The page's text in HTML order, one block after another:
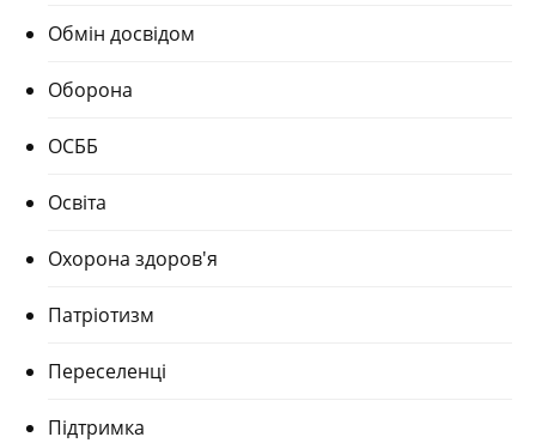
Обмін досвідом
Оборона
ОСББ
Освіта
Охорона здоров'я
Патріотизм
Переселенці
Підтримка